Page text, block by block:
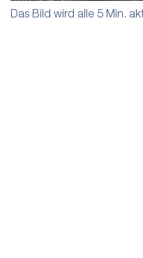
Das Bild wird alle 5 Min.